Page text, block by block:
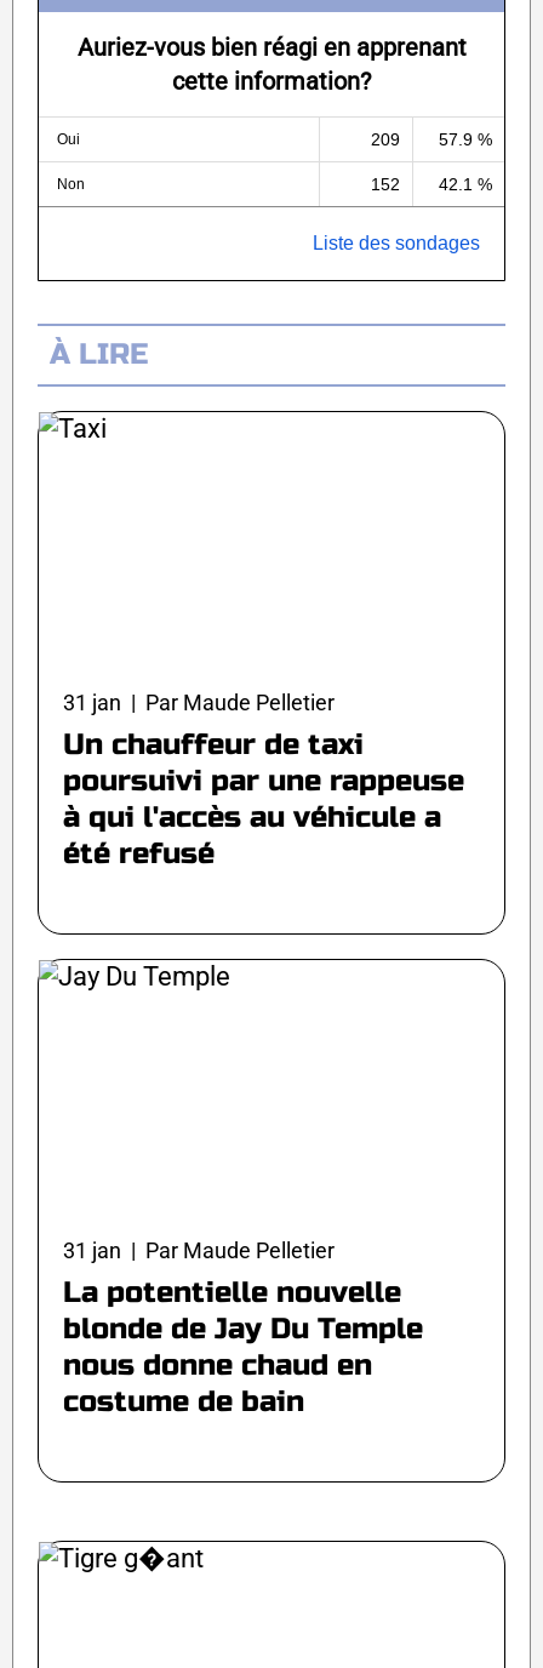
Auriez-vous bien réagi en apprenant
cette information?
Oui 209 57.9 %
Non 152 42.1 %
Liste des sondages
À LIRE
31 jan | Par Maude Pelletier
Un chauffeur de taxi
poursuivi par une rappeuse
à qui l'accès au véhicule a
été refusé
31 jan | Par Maude Pelletier
La potentielle nouvelle
blonde de Jay Du Temple
nous donne chaud en
costume de bain